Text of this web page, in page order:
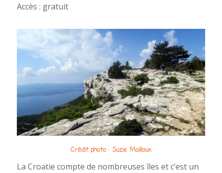
Accès : gratuit
Crédit photo : Suzie Mailloux
La Croatie compte de nombreuses îles et c’est un